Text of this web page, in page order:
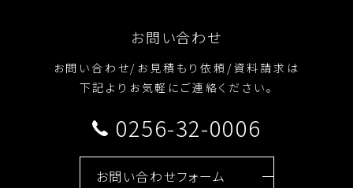
お問い合わせ
お問い合わせ/お見積もり依頼/資料請求は
下記よりお気軽にご連絡ください。
0256-32-0006
お問い合わせフォーム